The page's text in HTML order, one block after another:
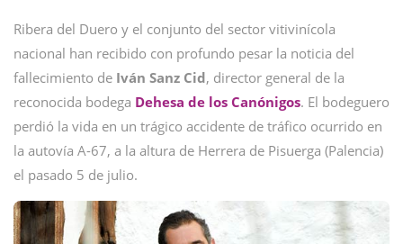
Ribera del Duero y el conjunto del sector vitivinícola
nacional han recibido con profundo pesar la noticia del
fallecimiento de Iván Sanz Cid, director general de la
reconocida bodega Dehesa de los Canónigos. El bodeguero
perdió la vida en un trágico accidente de tráfico ocurrido en
la autovía A-67, a la altura de Herrera de Pisuerga (Palencia)
el pasado 5 de julio.